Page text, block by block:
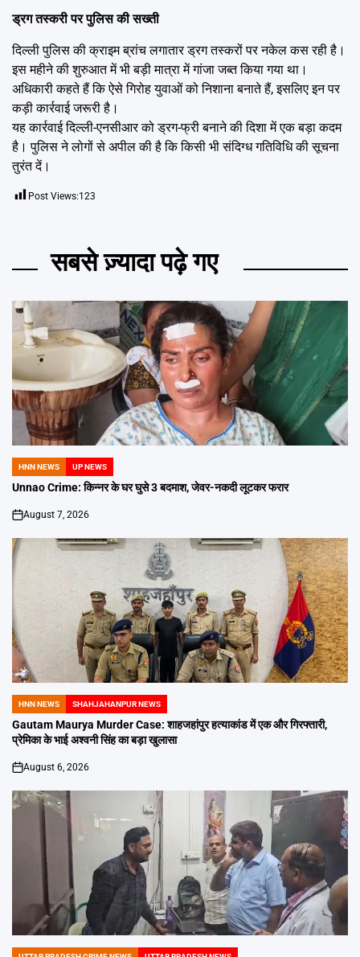
ड्रग तस्करी पर पुलिस की सख्ती
दिल्ली पुलिस की क्राइम ब्रांच लगातार ड्रग तस्करों पर नकेल कस रही है।
इस महीने की शुरुआत में भी बड़ी मात्रा में गांजा जब्त किया गया था।
अधिकारी कहते हैं कि ऐसे गिरोह युवाओं को निशाना बनाते हैं, इसलिए इन पर
कड़ी कार्रवाई जरूरी है।
यह कार्रवाई दिल्ली-एनसीआर को ड्रग-फ्री बनाने की दिशा में एक बड़ा कदम
है। पुलिस ने लोगों से अपील की है कि किसी भी संदिग्ध गतिविधि की सूचना
तुरंत दें।
Post Views:123
सबसे ज़्यादा पढ़े गए
POSTED
IN
HNN NEWS UP NEWS
Unnao Crime: किन्नर के घर घुसे 3 बदमाश, जेवर-नकदी लूटकर फरार
on
August 7, 2026
POSTED
IN
HNN NEWS SHAHJAHANPUR NEWS
Gautam Maurya Murder Case: शाहजहांपुर हत्याकांड में एक और गिरफ्तारी,
प्रेमिका के भाई अश्वनी सिंह का बड़ा खुलासा
on
August 6, 2026